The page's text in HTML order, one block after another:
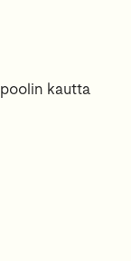
poolin kautta